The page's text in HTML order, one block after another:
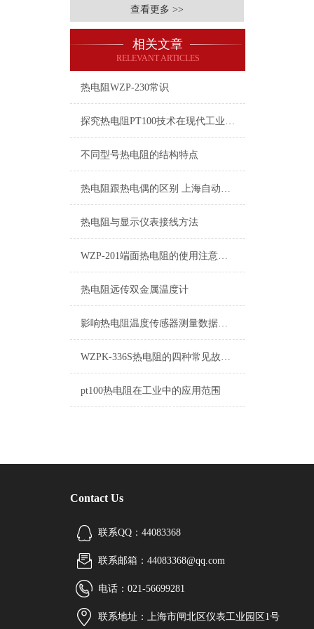
查看更多 >>
相关文章
RELEVANT ARTICLES
热电阻WZP-230常识
探究热电阻PT100技术在现代工业应用中的价值
不同型号热电阻的结构特点
热电阻跟热电偶的区别 上海自动化仪表有限公司
热电阻与显示仪表接线方法
WZP-201端面热电阻的使用注意事项
热电阻远传双金属温度计
影响热电阻温度传感器测量数据有哪些因素
WZPK-336S热电阻的四种常见故障现象及处理方法
pt100热电阻在工业中的应用范围
Contact Us
联系QQ：44083368
联系邮箱：44083368@qq.com
电话：021-56699281
联系地址：上海市闸北区仪表工业园区1号